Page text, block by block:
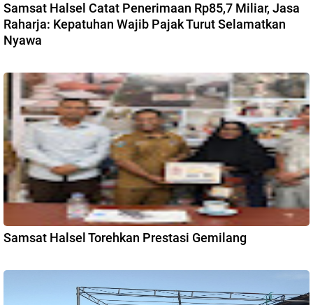
Samsat Halsel Catat Penerimaan Rp85,7 Miliar, Jasa
Raharja: Kepatuhan Wajib Pajak Turut Selamatkan
Nyawa
Samsat Halsel Torehkan Prestasi Gemilang